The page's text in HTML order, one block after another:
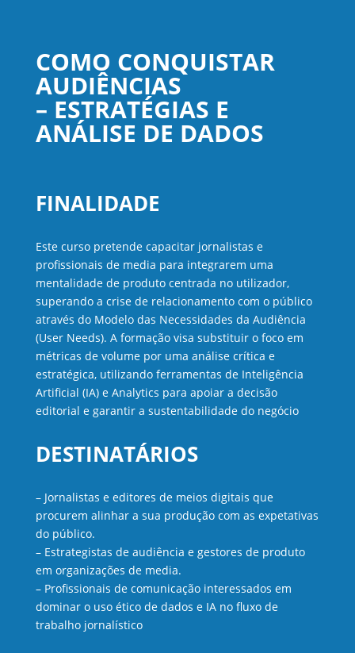
COMO CONQUISTAR
AUDIÊNCIAS
– ESTRATÉGIAS E
ANÁLISE DE DADOS
FINALIDADE
Este curso pretende capacitar jornalistas e
profissionais de media para integrarem uma
mentalidade de produto centrada no utilizador,
superando a crise de relacionamento com o público
através do Modelo das Necessidades da Audiência
(User Needs). A formação visa substituir o foco em
métricas de volume por uma análise crítica e
estratégica, utilizando ferramentas de Inteligência
Artificial (IA) e Analytics para apoiar a decisão
editorial e garantir a sustentabilidade do negócio
DESTINATÁRIOS
– Jornalistas e editores de meios digitais que
procurem alinhar a sua produção com as expetativas
do público.
– Estrategistas de audiência e gestores de produto
em organizações de media.
– Profissionais de comunicação interessados em
dominar o uso ético de dados e IA no fluxo de
trabalho jornalístico